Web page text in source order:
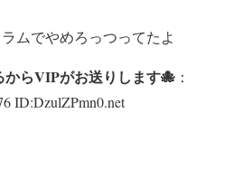
ムでやめろっつってたよ
からVIPがお送りします🐙 ：
ID:DzulZPmn0.net